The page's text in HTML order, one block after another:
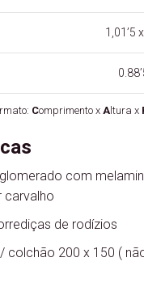
x 0,85
0.88’5 x
Comprimento x Altura x
com
carvalho
de rodízios
colchão 200 x 150 (